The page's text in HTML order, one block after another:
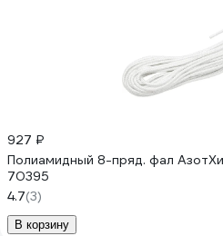
927 ₽
Полиамидный 8-пряд. фал
70395
4.7(3)
В корзину